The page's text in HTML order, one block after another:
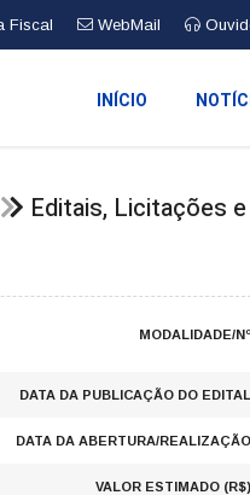
Fiscal WebMail
INÍCIO
Editais, Licitações
MODALIDADE/
DATA DA PUBLICAÇÃO DO
DATA DA ABERTURA/
VALOR ESTIMADO